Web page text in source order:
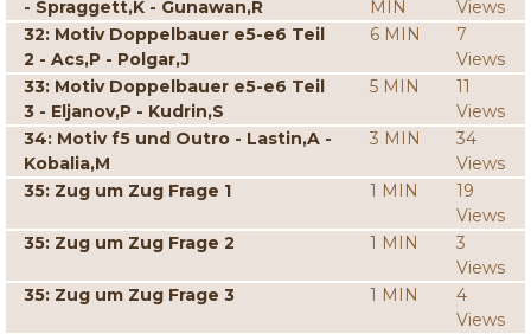
- Spraggett,K - Gunawan,R
MIN
Views
32: Motiv Doppelbauer e5-e6 Teil
2 - Acs,P - Polgar,J
6 MIN
7
Views
33: Motiv Doppelbauer e5-e6 Teil
3 - Eljanov,P - Kudrin,S
5 MIN
11
Views
34: Motiv f5 und Outro - Lastin,A -
Kobalia,M
3 MIN
34
Views
35: Zug um Zug Frage 1
1 MIN
19
Views
35: Zug um Zug Frage 2
1 MIN
3
Views
35: Zug um Zug Frage 3
1 MIN
4
Views